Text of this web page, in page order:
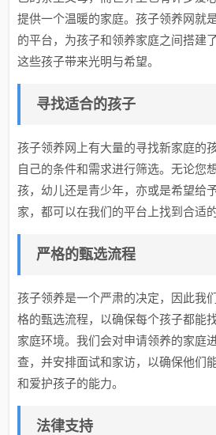
提供一个温暖的家庭。孩子领养网就
的平台，为孩子和领养家庭之间搭建
这些孩子带来光明与希望。
寻找适合的孩子
孩子领养网上有大量的寻找新家庭的
自己的条件和需求进行筛选。无论您
孩，幼儿还是青少年，亦或是希望给
家，都可以在我们的平台上找到合适的
严格的甄选流程
孩子领养是一个严肃的决定，因此我
格的甄选流程，以确保每个孩子都能
家庭环境。我们会对申请领养的家庭
查，并安排面试和家访，以确保他们
和爱护孩子的能力。
法律支持